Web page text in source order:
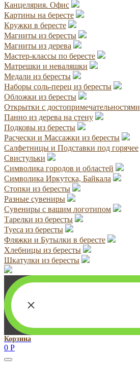
Канцелярия. Офис
Картины на бересте
Кружки в бересте
Магниты из бересты
Магниты из дерева
Мастер-классы по бересте
Матрешки и неваляшки
Медали из бересты
Наборы соль-перец из бересты
Обложки из бересты
Открытки с достопримечательностями
Панно из дерева на стену
Подковы из бересты
Расчески и Массажки из бересты
Салфетницы и Подставки под горячее
Свистульки
Символика городов и областей
Символика Иркутска, Байкала
Стопки из бересты
Разные сувениры
Сувениры с вашим логотипом
Тарелки из бересты
Туеса из бересты
Фляжки и Бутылки в бересте
Хлебницы из бересты
Шкатулки из бересты
×
Корзина
0 Р